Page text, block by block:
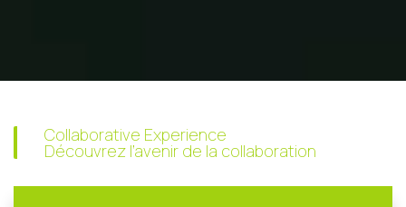
Collaborative Experience
Découvrez l’avenir de la collaboration